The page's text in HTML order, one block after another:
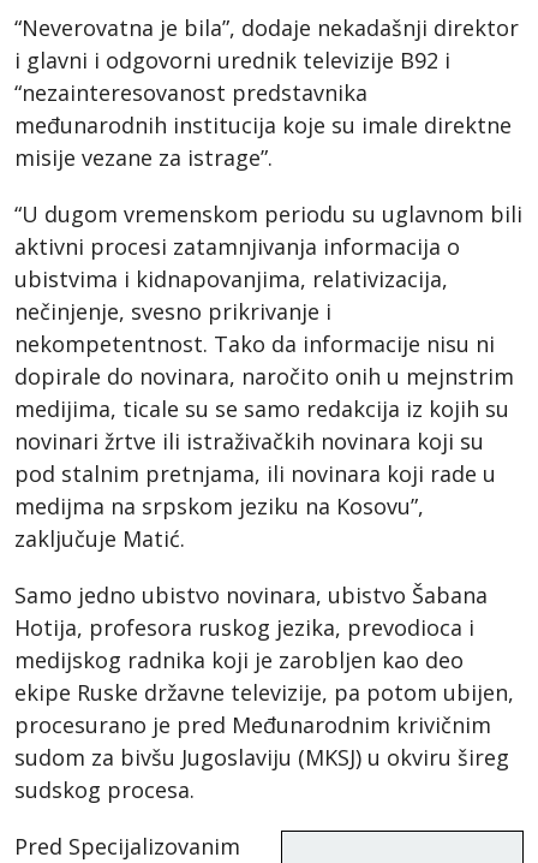
“Neverovatna je bila”, dodaje nekadašnji direktor
i glavni i odgovorni urednik televizije B92 i
“nezainteresovanost predstavnika
međunarodnih institucija koje su imale direktne
misije vezane za istrage”.
“U dugom vremenskom periodu su uglavnom bili
aktivni procesi zatamnjivanja informacija o
ubistvima i kidnapovanjima, relativizacija,
nečinjenje, svesno prikrivanje i
nekompetentnost. Tako da informacije nisu ni
dopirale do novinara, naročito onih u mejnstrim
medijima, ticale su se samo redakcija iz kojih su
novinari žrtve ili istraživačkih novinara koji su
pod stalnim pretnjama, ili novinara koji rade u
medijma na srpskom jeziku na Kosovu”,
zaključuje Matić.
Samo jedno ubistvo novinara, ubistvo Šabana
Hotija, profesora ruskog jezika, prevodioca i
medijskog radnika koji je zarobljen kao deo
ekipe Ruske državne televizije, pa potom ubijen,
procesurano je pred Međunarodnim krivičnim
sudom za bivšu Jugoslaviju (MKSJ) u okviru šireg
sudskog procesa.
Pred Specijalizovanim